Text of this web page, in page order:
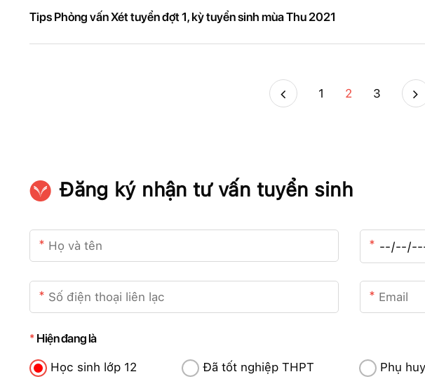
Tips Phỏng vấn Xét tuyển đợt 1, kỳ tuyển sinh mùa Thu 2021
1 2 3
Đăng ký nhận tư vấn tuyển sinh
Hiện đang là
Học sinh lớp 12 Đã tốt nghiệp THPT Phụ